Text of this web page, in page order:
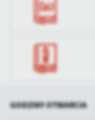
GODZINY OTWARCIA